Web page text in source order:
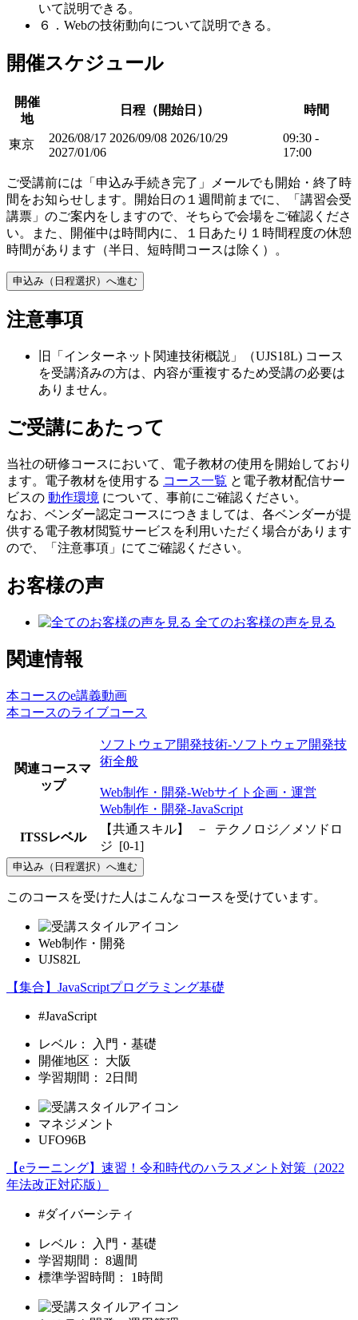
いて説明できる。
６．Webの技術動向について説明できる。
開催スケジュール
開催
地
日程（開始日） 時間
東京 2026/08/17 2026/09/08 2026/10/29
2027/01/06
09:30 -
17:00
ご受講前には「申込み手続き完了」メールでも開始・終了時
間をお知らせします。開始日の１週間前までに、「講習会受
講票」のご案内をしますので、そちらで会場をご確認くださ
い。また、開催中は時間内に、１日あたり１時間程度の休憩
時間があります（半日、短時間コースは除く）。
申込み（日程選択）へ進む
注意事項
旧「インターネット関連技術概説」（UJS18L) コース
を受講済みの方は、内容が重複するため受講の必要は
ありません。
ご受講にあたって
当社の研修コースにおいて、電子教材の使用を開始しており
ます。電子教材を使用する コース一覧 と電子教材配信サー
ビスの 動作環境 について、事前にご確認ください。
なお、ベンダー認定コースにつきましては、各ベンダーが提
供する電子教材閲覧サービスを利用いただく場合があります
ので、「注意事項」にてご確認ください。
お客様の声
全てのお客様の声を見る
関連情報
本コースのe講義動画
本コースのライブコース
関連コースマ
ップ
ソフトウェア開発技術-ソフトウェア開発技
術全般
Web制作・開発-Webサイト企画・運営
Web制作・開発-JavaScript
ITSSレベル
【共通スキル】 － テクノロジ／メソドロ
ジ [0-1]
申込み（日程選択）へ進む
このコースを受けた人はこんなコースを受けています。
Web制作・開発
UJS82L
【集合】JavaScriptプログラミング基礎
#JavaScript
レベル：
入門・基礎
開催地区：
大阪
学習期間：
2日間
マネジメント
UFO96B
【eラーニング】速習！令和時代のハラスメント対策（2022
年法改正対応版）
#ダイバーシティ
レベル：
入門・基礎
学習期間：
8週間
標準学習時間：
1時間